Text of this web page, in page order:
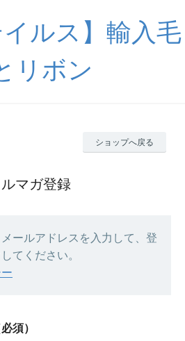
イルス】輸入毛
リボン
ショップへ戻る
ルマガ登録
ールアドレスを入力して、登
てください。
必須）